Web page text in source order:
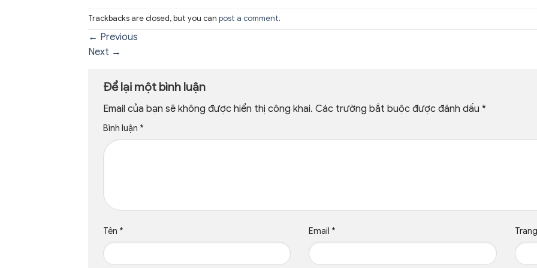
Trackbacks are closed, but you can post a comment.
← Previous
Next →
Để lại một bình luận
Email của bạn sẽ không được hiển thị công khai. Các trường bắt buộc được đánh dấu *
Bình luận *
Tên * Email *